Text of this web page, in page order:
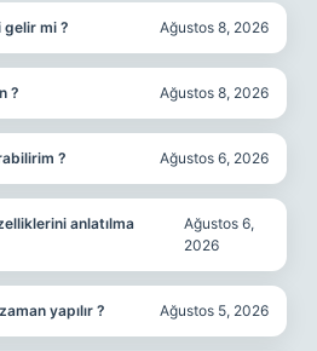
gelir mi ? Ağustos 8, 2026
? Ağustos 8, 2026
? Ağustos 6, 2026
anlatılma
Ağustos 6,
2026
yapılır ? Ağustos 5, 2026